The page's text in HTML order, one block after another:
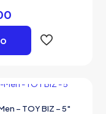
El
precio
actual
– TOY BIZ – 5″